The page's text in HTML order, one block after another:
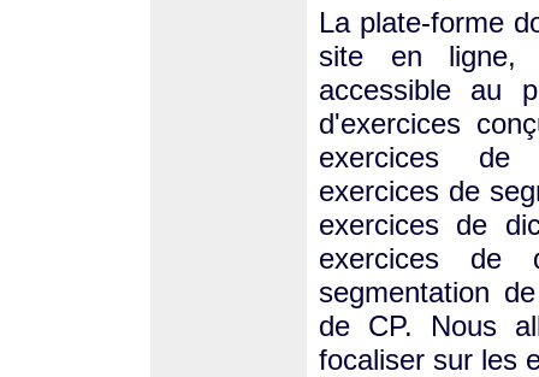
La plate-forme
site en ligne,
accessible au
d'exercices
exercices de
exercices de
exercices de
exercices de
segmentation
de CP. Nous
focaliser sur les